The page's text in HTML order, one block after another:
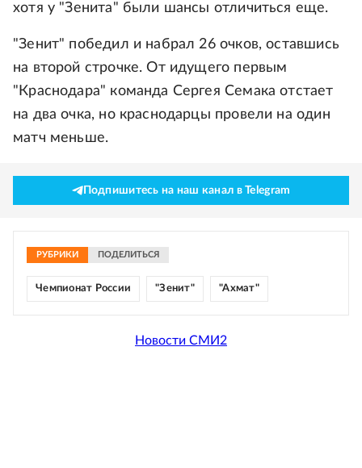
хотя у "Зенита" были шансы отличиться еще.
"Зенит" победил и набрал 26 очков, оставшись
на второй строчке. От идущего первым
"Краснодара" команда Сергея Семака отстает
на два очка, но краснодарцы провели на один
матч меньше.
Подпишитесь на наш канал в Telegram
РУБРИКИ ПОДЕЛИТЬСЯ
Чемпионат России "Зенит" "Ахмат"
Новости СМИ2